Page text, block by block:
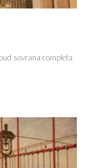
sovrana completa